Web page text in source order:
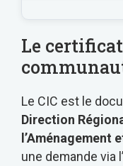
Le
Le CIC est le
Direction
l’Aménagement
une demande via